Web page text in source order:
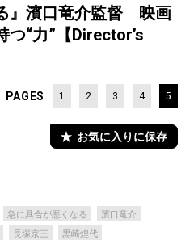
』濱口竜介監督 映画
つ“力”【Director’s
PAGES 1 2 3 4 5
お気に入りに保存
急に具合が悪くなる
濱口竜介
長塚京三 黒崎煌代